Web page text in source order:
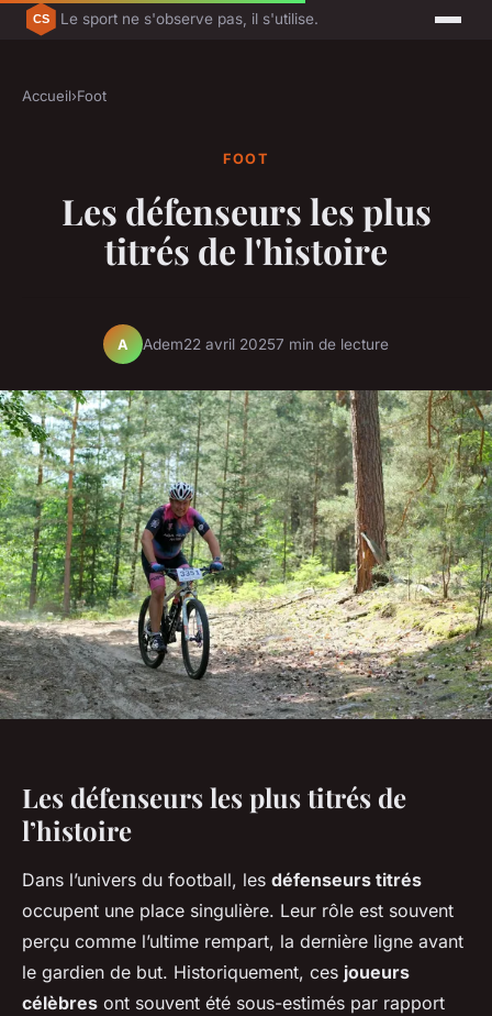
Le sport ne s'observe pas, il s'utilise.
Accueil›Foot
FOOT
Les défenseurs les plus
titrés de l'histoire
A Adem22 avril 20257 min de lecture
Les défenseurs les plus titrés de
l’histoire
Dans l’univers du football, les défenseurs titrés
occupent une place singulière. Leur rôle est souvent
perçu comme l’ultime rempart, la dernière ligne avant
le gardien de but. Historiquement, ces joueurs
célèbres ont souvent été sous-estimés par rapport